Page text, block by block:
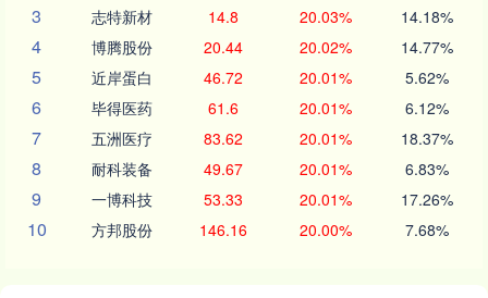
3 志特新材 14.8 20.03% 14.18%
4 博腾股份 20.44 20.02% 14.77%
5 近岸蛋白 46.72 20.01% 5.62%
6 毕得医药 61.6 20.01% 6.12%
7 五洲医疗 83.62 20.01% 18.37%
8 耐科装备 49.67 20.01% 6.83%
9 一博科技 53.33 20.01% 17.26%
10 方邦股份 146.16 20.00% 7.68%